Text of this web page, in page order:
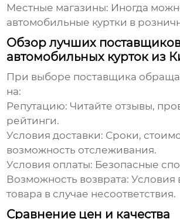
Местные магазины: Иногда
автомобильные куртки в
Обзор лучших
автомобильных курток из
При выборе поставщика
на:
Репутацию: Читайте отзывы,
рейтинги.
Условия доставки: Сроки,
возможность отслеживания.
Условия оплаты: Безопасные
Возможность возврата: Условия
товара в случае несоответствия.
Сравнение цен и качества